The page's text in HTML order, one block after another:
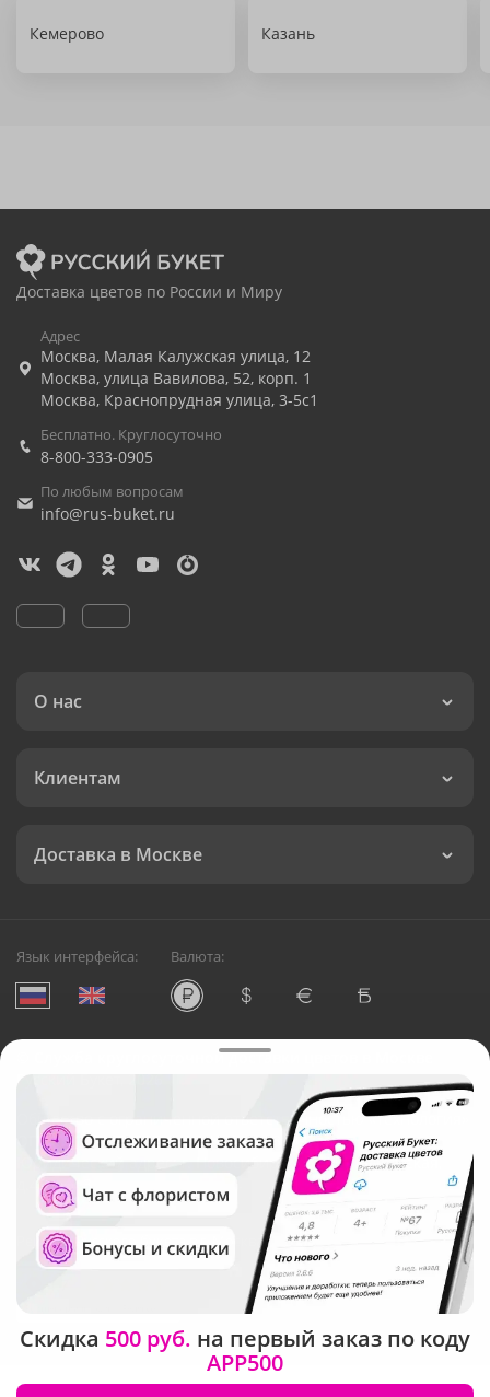
Кемерово Казань
Доставка цветов по России и Миру
Адрес
Москва, Малая Калужская улица, 12
Москва, улица Вавилова, 52, корп. 1
Москва, Краснопрудная улица, 3-5с1
Бесплатно. Круглосуточно
8-800-333-0905
По любым вопросам
info@rus-buket.ru
О нас
Клиентам
Доставка в Москве
Язык интерфейса: Валюта:
Служба круглосуточной доставки цветов в Москве
Русский Букет, 2026
Общество с ограниченной ответственностью «Технология»
ОГРН: 1195476081745, ИНН: 5410081997
Юридический адрес: г. Новосибирск, ул. Ипподромская,
д.42, оф. 3
Рейтинг Русского букета в г. Москва
Скидка 500 руб. на первый заказ по коду
APP500